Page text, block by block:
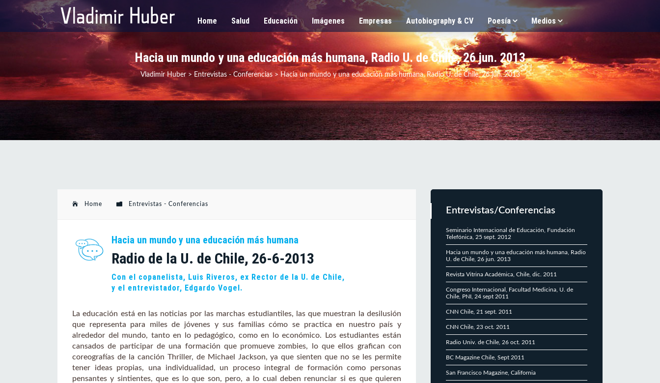
Home Salud Educación Imágenes Empresas Autobiography & CV Poesía Medios
Hacia un mundo y una educación más humana, Radio U. de Chile, 26 jun. 2013
Vladimir Huber> Entrevistas - Conferencias> Hacia un mundo y una educación más humana, Radio U. de Chile, 26 jun. 2013
Home Entrevistas - Conferencias
Hacia un mundo y una educación más humana
Radio de la U. de Chile, 26-6-2013
Con el copanelista, Luis Riveros, ex Rector de la U. de Chile,
y el entrevistador, Edgardo Vogel.
La educación está en las noticias por las marchas estudiantiles, las que muestran la desilusión
que representa para miles de jóvenes y sus familias cómo se practica en nuestro país y
alrededor del mundo, tanto en lo pedagógico, como en lo económico. Los estudiantes están
cansados de participar de una formación que promueve zombies, lo que ellos grafican con
coreografías de la canción Thriller, de Michael Jackson, ya que sienten que no se les permite
tener ideas propias, una individualidad, un proceso integral de formación como personas
pensantes y sintientes, que es lo que son, pero, a lo cual deben renunciar si es que quieren
Entrevistas/Conferencias
Seminario Internacional de Educación, Fundación
Telefónica, 25 sept. 2012
Hacia un mundo y una educación más humana, Radio
U. de Chile, 26 jun. 2013
Revista Vitrina Académica, Chile, dic. 2011
Congreso Internacional, Facultad Medicina, U. de
Chile, PNI, 24 sept 2011
CNN Chile, 21 sept. 2011
CNN Chile, 23 oct. 2011
Radio Univ. de Chile, 26 oct. 2011
BC Magazine Chile, Sept 2011
San Francisco Magazine, California